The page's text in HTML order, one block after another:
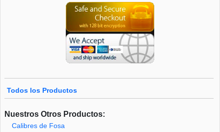
Todos los Productos
Nuestros Otros Productos:
Calibres de Fosa